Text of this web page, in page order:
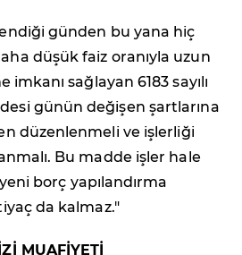
günden bu yana hiç
düşük faiz oranıyla uzun
sağlayan 6183 sayılı
günün değişen şartlarına
düzenlenmeli ve işlerliği
Bu madde işler hale
borç yapılandırma
da kalmaz."
MUAFİYETİ